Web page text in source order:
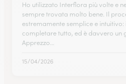
Ho utilizzato Interflora più volte e
sempre trovata molto bene. Il
estremamente semplice e
completare tutto, ed è davvero un
Apprezzo…
15/04/2026